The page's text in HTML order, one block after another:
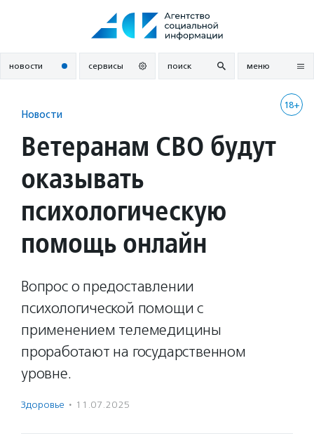
новости сервисы поиск меню
18+
Новости
Ветеранам СВО будут
оказывать
психологическую
помощь онлайн
Вопрос о предоставлении
психологической помощи с
применением телемедицины
проработают на государственном
уровне.
Здоровье · 11.07.2025